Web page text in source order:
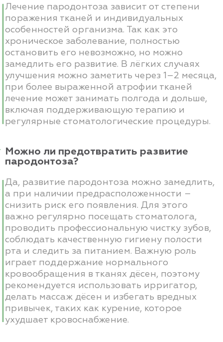
Лечение пародонтоза зависит от степени
поражения тканей и индивидуальных
особенностей организма. Так как это
хроническое заболевание, полностью
остановить его невозможно, но можно
замедлить его развитие. В лёгких случаях
улучшения можно заметить через 1–2 месяца,
при более выраженной атрофии тканей
лечение может занимать полгода и дольше,
включая поддерживающую терапию и
регулярные стоматологические процедуры.
Можно ли предотвратить развитие
пародонтоза?
Да, развитие пародонтоза можно замедлить,
а при наличии предрасположенности –
снизить риск его появления. Для этого
важно регулярно посещать стоматолога,
проводить профессиональную чистку зубов,
соблюдать качественную гигиену полости
рта и следить за питанием. Важную роль
играет поддержание нормального
кровообращения в тканях дёсен, поэтому
рекомендуется использовать ирригатор,
делать массаж дёсен и избегать вредных
привычек, таких как курение, которое
ухудшает кровоснабжение.